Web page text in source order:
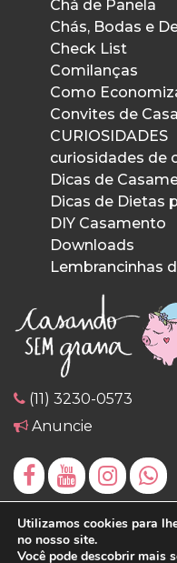
Chá de Panela
Chás, Bodas e
Check List
Comilanças
Como
Convites de
CURIOSIDADES
curiosidades de
Dicas de
Dicas de Dietas
DIY Casamento
Downloads
Lembrancinhas
(11) 3230-0573
Anuncie
Utilizamos cookies para
no nosso site.
Você pode descobrir mais